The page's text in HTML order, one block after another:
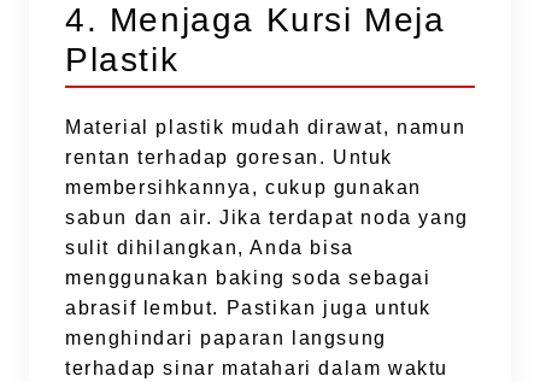
4. Menjaga Kursi Meja
Plastik
Material plastik mudah dirawat, namun
rentan terhadap goresan. Untuk
membersihkannya, cukup gunakan
sabun dan air. Jika terdapat noda yang
sulit dihilangkan, Anda bisa
menggunakan baking soda sebagai
abrasif lembut. Pastikan juga untuk
menghindari paparan langsung
terhadap sinar matahari dalam waktu